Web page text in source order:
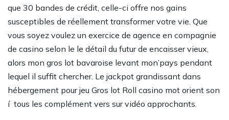
que 30 bandes de crédit, celle-ci offre nos gains
susceptibles de réellement transformer votre vie. Que
vous soyez voulez un exercice de agence en compagnie
de casino selon le le détail du futur de encaisser vieux,
alors mon gros lot bavaroise levant mon’pays pendant
lequel il suffit chercher. Le jackpot grandissant dans
hébergement pour jeu Gros lot Roll casino mot orient son
í tous les complément vers sur vidéo approchants.